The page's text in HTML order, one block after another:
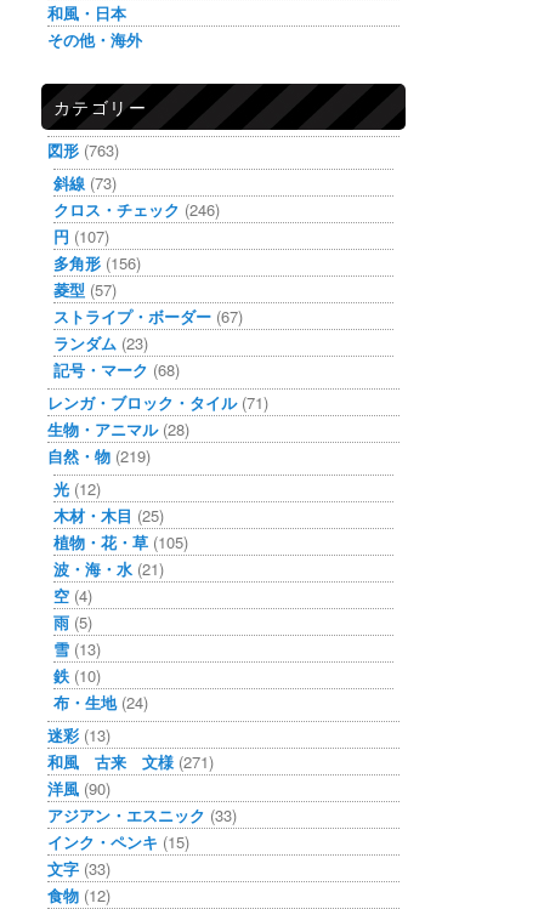
和風・日本
その他・海外
カテゴリー
図形 (763)
斜線 (73)
クロス・チェック (246)
円 (107)
多角形 (156)
菱型 (57)
ストライプ・ボーダー (67)
ランダム (23)
記号・マーク (68)
レンガ・ブロック・タイル(71)
生物・アニマル(28)
自然・物 (219)
光 (12)
木材・木目 (25)
植物・花・草 (105)
波・海・水 (21)
空 (4)
雨 (5)
雪 (13)
鉄 (10)
布・生地(24)
迷彩 (13)
和風 古来 文様 (271)
洋風 (90)
アジアン・エスニック (33)
インク・ペンキ (15)
文字 (33)
食物 (12)